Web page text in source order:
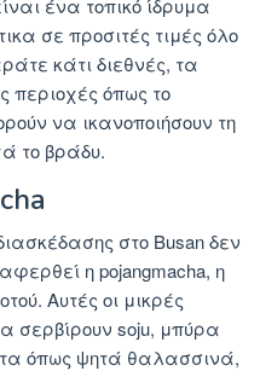
ένα τοπικό ίδρυμα
σε προσιτές τιμές όλο
κάτι διεθνές, τα
περιοχές όπως το
να ικανοποιήσουν τη
το βράδυ.
στο Busan δεν
η pojangmacha, η
Αυτές οι μικρές
σερβίρουν soju, μπύρα
όπως ψητά θαλασσινά,